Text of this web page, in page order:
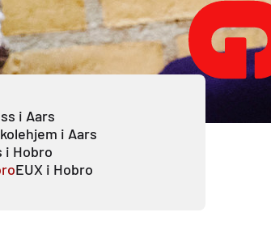
i Aars
i Aars
i Hobro
EUX i Hobro